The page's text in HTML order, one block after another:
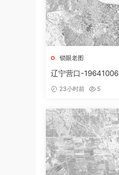
锁眼老图
辽宁营口-19641006
23小时前 5